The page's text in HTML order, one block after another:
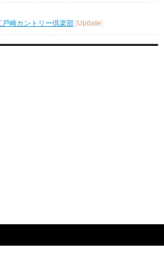
戸崎カントリー倶楽部 Update